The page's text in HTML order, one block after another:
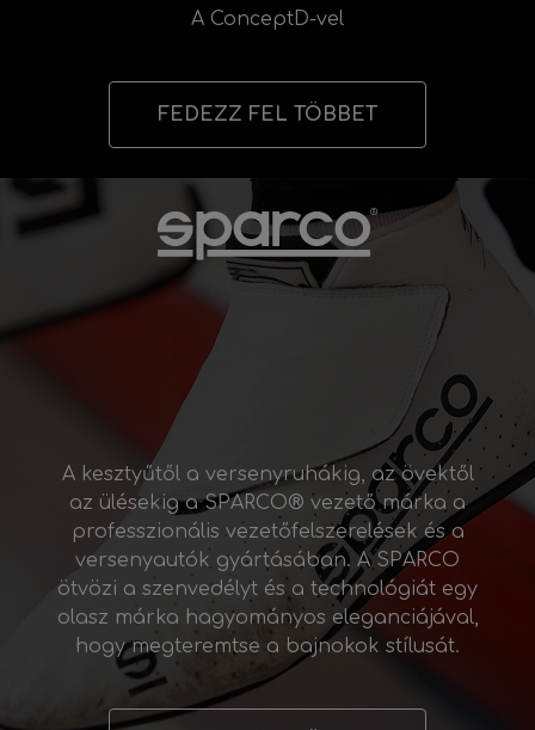
A ConceptD-vel
FEDEZZ FEL TÖBBET
A kesztyűtől a versenyruhákig, az övektől
az ülésekig a SPARCO® vezető márka a
professzionális vezetőfelszerelések és a
versenyautók gyártásában. A SPARCO
ötvözi a szenvedélyt és a technológiát egy
olasz márka hagyományos eleganciájával,
hogy megteremtse a bajnokok stílusát.